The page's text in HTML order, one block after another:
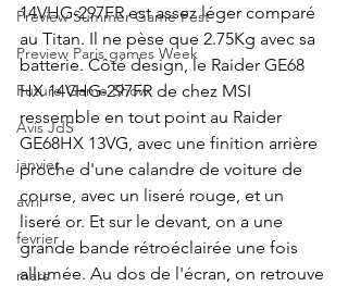
Preview Summer Game Fest
Preview Paris games Week
Future Game Show
Avis JdS
janvier
avril
fevrier
mars
14VHG-297FR est assez léger comparé
au Titan. Il ne pèse que 2.75Kg avec sa
batterie. Côté design, le Raider GE68
HX 14VHG-297FR de chez MSI
ressemble en tout point au Raider
GE68HX 13VG, avec une finition arrière
proche d'une calandre de voiture de
course, avec un liseré rouge, et un
liseré or. Et sur le devant, on a une
grande bande rétroéclairée une fois
allumée. Au dos de l'écran, on retrouve